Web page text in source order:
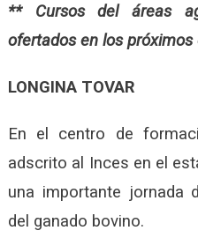
** Cursos del áreas
ofertados en los próximos
LONGINA TOVAR
En el centro de
adscrito al Inces en el
una importante jornada
del ganado bovino.